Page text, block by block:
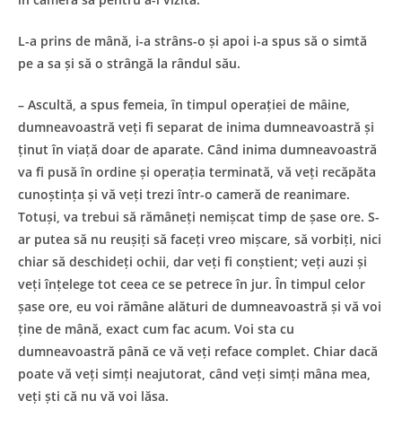
L-a prins de mână, i-a strâns-o și apoi i-a spus să o simtă
pe a sa și să o strângă la rândul său.
– Ascultă, a spus femeia, în timpul operației de mâine,
dumneavoastră veți fi separat de inima dumneavoastră și
ținut în viață doar de aparate. Când inima dumneavoastră
va fi pusă în ordine și operația terminată, vă veți recăpăta
cunoștința și vă veți trezi într-o cameră de reanimare.
Totuși, va trebui să rămâneți nemișcat timp de șase ore. S-
ar putea să nu reușiți să faceți vreo mișcare, să vorbiți, nici
chiar să deschideți ochii, dar veți fi conștient; veți auzi și
veți înțelege tot ceea ce se petrece în jur. În timpul celor
șase ore, eu voi rămâne alături de dumneavoastră și vă voi
ține de mână, exact cum fac acum. Voi sta cu
dumneavoastră până ce vă veți reface complet. Chiar dacă
poate vă veți simți neajutorat, când veți simți mâna mea,
veți ști că nu vă voi lăsa.